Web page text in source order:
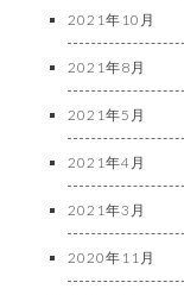
2021年10月
2021年8月
2021年5月
2021年4月
2021年3月
2020年11月